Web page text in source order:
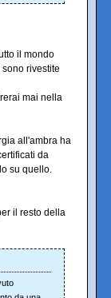
il mondo
rivestite
mai nella
all'ambra ha
da
su quello.
il resto della